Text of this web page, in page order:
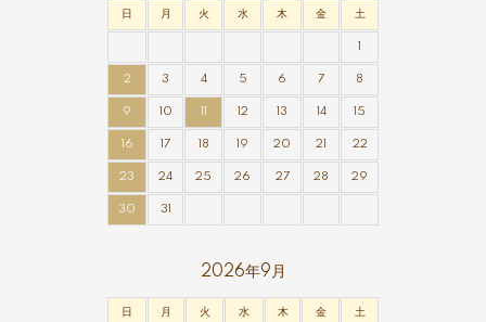
日 月 火 水 木 金 土
1
2 3 4 5 6 7 8
9 10 11 12 13 14 15
16 17 18 19 20 21 22
23 24 25 26 27 28 29
30 31
2026年9月
日 月 火 水 木 金 土